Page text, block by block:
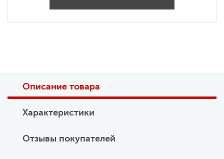
Описание товара
Характеристики
Отзывы покупателей